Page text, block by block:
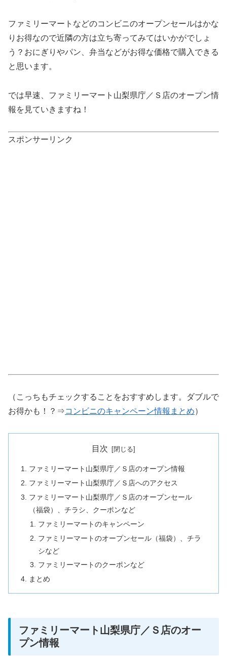
ファミリーマートなどのコンビニのオープンセールはかな
りお得なので近隣の方は立ち寄ってみてはいかがでしょ
う？おにぎりやパン、弁当などがお得な価格で購入できる
と思います。
では早速、ファミリーマート山梨県庁／Ｓ店のオープン情
報を見ていきますね！
スポンサーリンク
（こっちもチェックすることをおすすめします。ダブルで
お得かも！？⇒コンビニのキャンペーン情報まとめ）
目次
ファミリーマート山梨県庁／Ｓ店のオープン情報
ファミリーマート山梨県庁／Ｓ店へのアクセス
ファミリーマート山梨県庁／Ｓ店のオープンセール
（福袋）、チラシ、クーポンなど
ファミリーマートのキャンペーン
ファミリーマートのオープンセール（福袋）、チラ
シなど
ファミリーマートのクーポンなど
まとめ
ファミリーマート山梨県庁／Ｓ店のオー
プン情報